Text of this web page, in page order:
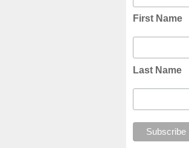
First Name
Last Name